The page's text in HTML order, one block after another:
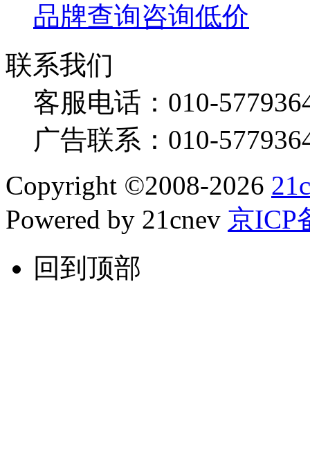
品牌查询咨询低价
联系我们
客服电话： 010-
广告联系： 010-
Copyright ©2008-2026
Powered by 21cnev 京ICP
回到顶部